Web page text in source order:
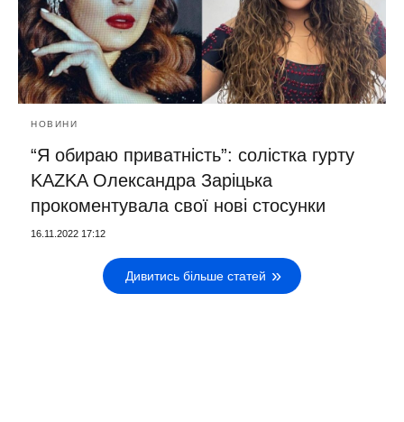
НОВИНИ
“Я обираю приватність”: солістка гурту
KAZKA Олександра Заріцька
прокоментувала свої нові стосунки
16.11.2022 17:12
Дивитись більше статей